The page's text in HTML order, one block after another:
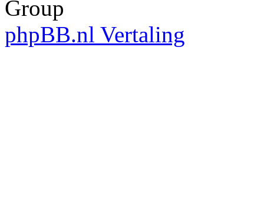
Group
phpBB.nl Vertaling